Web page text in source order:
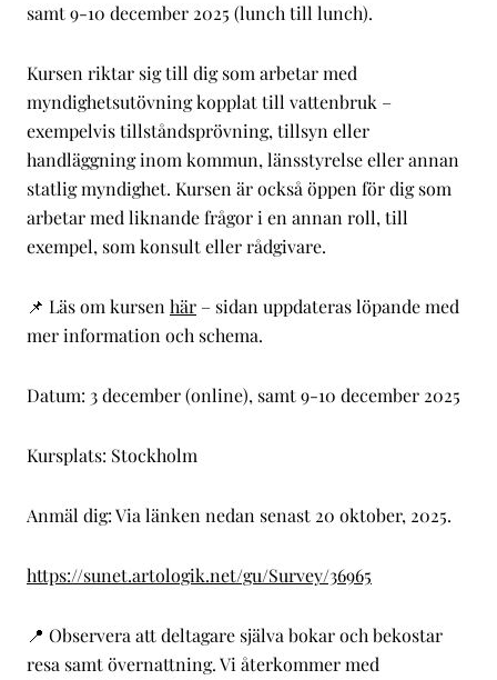
samt 9-10 december 2025 (lunch till lunch).
Kursen riktar sig till dig som arbetar med
myndighetsutövning kopplat till vattenbruk –
exempelvis tillståndsprövning, tillsyn eller
handläggning inom kommun, länsstyrelse eller annan
statlig myndighet. Kursen är också öppen för dig som
arbetar med liknande frågor i en annan roll, till
exempel, som konsult eller rådgivare.
📌 Läs om kursen här – sidan uppdateras löpande med
mer information och schema.
Datum: 3 december (online), samt 9-10 december 2025
Kursplats: Stockholm
Anmäl dig: Via länken nedan senast 20 oktober, 2025.
https://sunet.artologik.net/gu/Survey/36965
📍 Observera att deltagare själva bokar och bekostar
resa samt övernattning. Vi återkommer med